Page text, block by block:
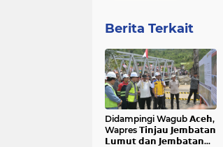
Berita Terkait
Didampingi Wagub 𝗔𝗰𝗲𝗵,
Wapres 𝗧𝗶𝗻𝗷𝗮𝘂 𝗝𝗲𝗺𝗯𝗮𝘁𝗮𝗻
𝗟𝘂𝗺𝘂𝘁 𝗱𝗮𝗻 𝗝𝗲𝗺𝗯𝗮𝘁𝗮𝗻